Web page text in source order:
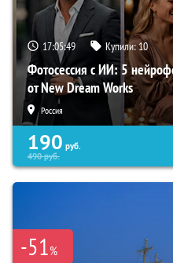
17:05:48 Купили:10
Фотосессия с ИИ: 5
от New Dream Works
Россия
190 руб.
490руб.
-51%